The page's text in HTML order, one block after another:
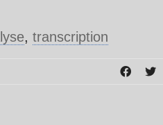
, transcription